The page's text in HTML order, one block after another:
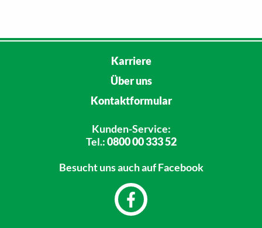
Karriere
Über uns
Kontaktformular
Kunden-Service:
Tel.:0800 00 333 52
Besucht unsauch auf Facebook